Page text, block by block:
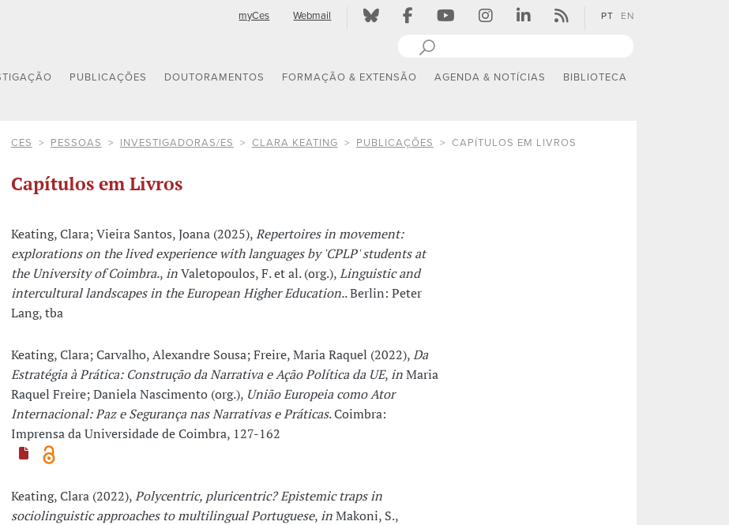
myCes Webmail PT EN
PUBLICAÇÕES DOUTORAMENTOS FORMAÇÃO & EXTENSÃO AGENDA & NOTÍCIAS BIBLIOTECA
CES PESSOAS INVESTIGADORAS/ES CLARA KEATING PUBLICAÇÕES CAPÍTULOS EM LIVROS
Capítulos em Livros
Keating, Clara; Vieira Santos, Joana (2025),Repertoires in movement:
explorations on the lived experience with languages by 'CPLP' students at
the University of Coimbra.,inValetopoulos, F. et al. (org.),Linguistic and
intercultural landscapes in the European Higher Education.. Berlin: Peter
Lang, tba
Keating, Clara; Carvalho, Alexandre Sousa; Freire, Maria Raquel (2022),Da
Estratégia à Prática: Construção da Narrativa e Ação Política da UE,inMaria
Raquel Freire; Daniela Nascimento (org.), União Europeia como Ator
Internacional: Paz e Segurança nas Narrativas e Práticas. Coimbra:
Imprensa da Universidade de Coimbra, 127-162
Keating, Clara (2022),Polycentric, pluricentric? Epistemic traps in
sociolinguistic approaches to multilingual Portuguese,inMakoni, S.,